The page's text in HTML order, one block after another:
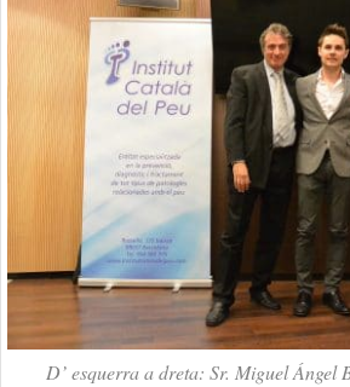
D’ esquerra a dreta: Sr. Miguel Ángel